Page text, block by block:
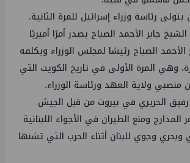
الشيخ جابر الأحمد الصباح يصدر أمرًا أميريًا
الصباح رئيسًا لمجلس الوزراء ويكلفه
وهي المرة الأولى في تاريخ الكويت التي
منصبي ولاية العهد ورئاسة الوزراء.
رفيق الحريري في بيروت من قبل الجيش
المدارج ومنع الطيران في الأجواء اللبنانية
وجوي للبنان أثناء الحرب التي تشنها